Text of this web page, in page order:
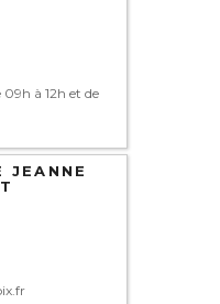
à 12h et de
JEANNE